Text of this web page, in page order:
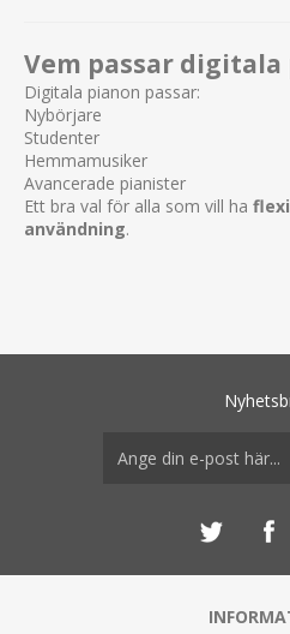
Vem passar
Digitala pianon passar:
Nybörjare
Studenter
Hemmamusiker
Avancerade pianister
Ett bra val för alla som vill ha
användning.